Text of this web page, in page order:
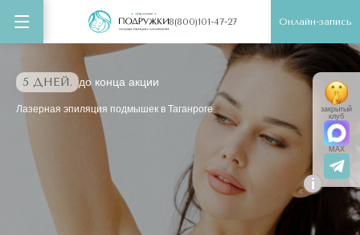
8(800)101-47-27 Онлайн-запись
5 ДНЕЙ. до конца акции
Лазерная эпиляция подмышек в Таганроге
i
закрытый
клуб
MAX